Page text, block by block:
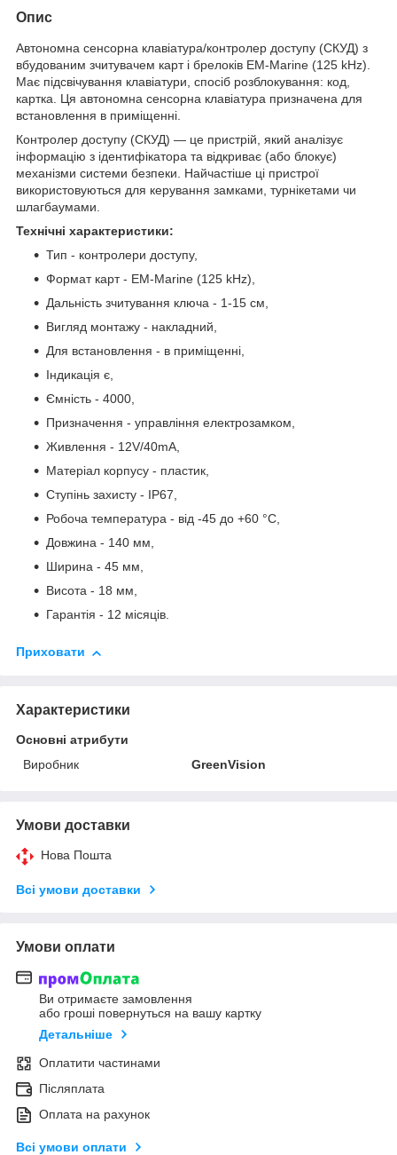
Опис
Автономна сенсорна клавіатура/контролер доступу (СКУД) з
вбудованим зчитувачем карт і брелоків EM-Marine (125 kHz).
Має підсвічування клавіатури, спосіб розблокування: код,
картка. Ця автономна сенсорна клавіатура призначена для
встановлення в приміщенні.
Контролер доступу (СКУД) — це пристрій, який аналізує
інформацію з ідентифікатора та відкриває (або блокує)
механізми системи безпеки. Найчастіше ці пристрої
використовуються для керування замками, турнікетами чи
шлагбаумами.
Технічні характеристики:
Тип - контролери доступу,
Формат карт - EM-Marine (125 kHz),
Дальність зчитування ключа - 1-15 см,
Вигляд монтажу - накладний,
Для встановлення - в приміщенні,
Індикація є,
Ємність - 4000,
Призначення - управління електрозамком,
Живлення - 12V/40mA,
Матеріал корпусу - пластик,
Ступінь захисту - IP67,
Робоча температура - від -45 до +60 °C,
Довжина - 140 мм,
Ширина - 45 мм,
Висота - 18 мм,
Гарантія - 12 місяців.
Приховати
Характеристики
Основні атрибути
Виробник
GreenVision
Умови доставки
Нова Пошта
Всі умови доставки
Умови оплати
Ви отримаєте замовлення
або гроші повернуться на вашу картку
Детальніше
Оплатити частинами
Післяплата
Оплата на рахунок
Всі умови оплати